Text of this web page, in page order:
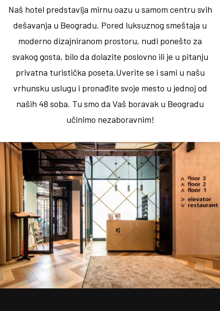
Naš hotel predstavlja mirnu oazu u samom centru svih
dešavanja u Beogradu. Pored luksuznog smeštaja u
moderno dizajniranom prostoru, nudi ponešto za
svakog gosta, bilo da dolazite poslovno ili je u pitanju
privatna turistička poseta.Uverite se i sami u našu
vrhunsku uslugu i pronađite svoje mesto u jednoj od
naših 48 soba. Tu smo da Vaš boravak u Beogradu
učinimo nezaboravnim!